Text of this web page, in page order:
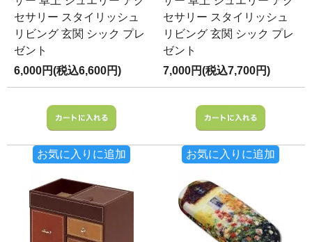
セサリー スタイリッシュ
リビング 玄関 シック プレ
ゼント
6,000円(税込6,600円)
お気に入りに追加
セサリー スタイリッシュ
リビング 玄関 シック プレ
ゼント
7,000円(税込7,700円)
お気に入りに追加